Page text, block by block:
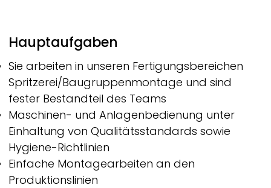
Hauptaufgaben
Sie arbeiten in unseren Fertigungsbereichen
Spritzerei/Baugruppenmontage und sind
fester Bestandteil des Teams
Maschinen- und Anlagenbedienung unter
Einhaltung von Qualitätsstandards sowie
Hygiene-Richtlinien
Einfache Montagearbeiten an den
Produktionslinien